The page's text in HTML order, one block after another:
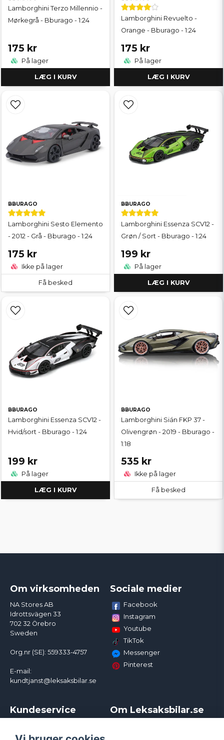
Lamborghini Terzo Millennio -
Mørkegrå - Bburago - 1:24
175 kr
På lager
LÆG I KURV
Lamborghini Revuelto -
Orange - Bburago - 1:24
175 kr
På lager
LÆG I KURV
BBURAGO
Lamborghini Sesto Elemento
- 2012 - Grå - Bburago - 1:24
175 kr
Ikke på lager
Få besked
BBURAGO
Lamborghini Essenza SCV12 -
Grøn / Sort - Bburago - 1:24
199 kr
På lager
LÆG I KURV
BBURAGO
Lamborghini Essenza SCV12 -
Hvid/sort - Bburago - 1:24
199 kr
På lager
LÆG I KURV
BBURAGO
Lamborghini Sián FKP 37 -
Olivengrøn - 2019 - Bburago -
1:18
535 kr
Ikke på lager
Få besked
Om virksomheden
NA Stores AB
Idrottsvägen 33
702 32 Örebro
Sweden
Org.nr (SE): 559333-4757
E-mail:
kundtjanst@leksaksbilar.se
Sociale medier
Facebook
Instagram
Youtube
TikTok
Messenger
Pinterest
Kundeservice
Kampagner og rabatter
Om Leksaksbilar.se